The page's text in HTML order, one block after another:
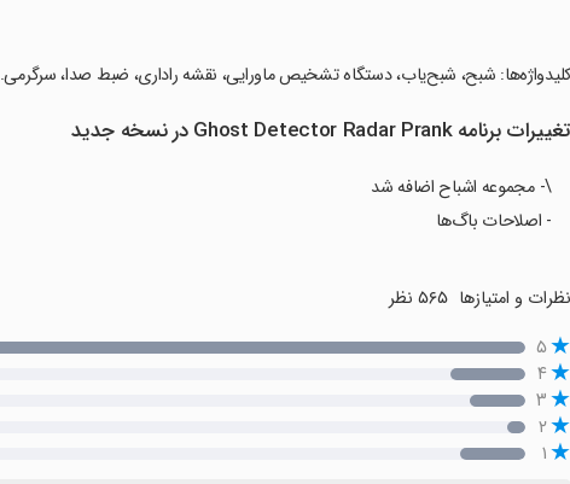
‏کلیدواژه‌ها: شبح، شبح‌یاب، دستگاه تشخیص ماورایی، نقشه راداری، ضبط صدا، سرگرمی.
تغییرات برنامه Ghost Detector Radar Prank در نسخه جدید
\- مجموعه اشباح اضافه شد
- اصلاحات باگ‌ها
نظرات و امتیازها ۵۶۵ نظر
۵
۴
۳
۲
۱